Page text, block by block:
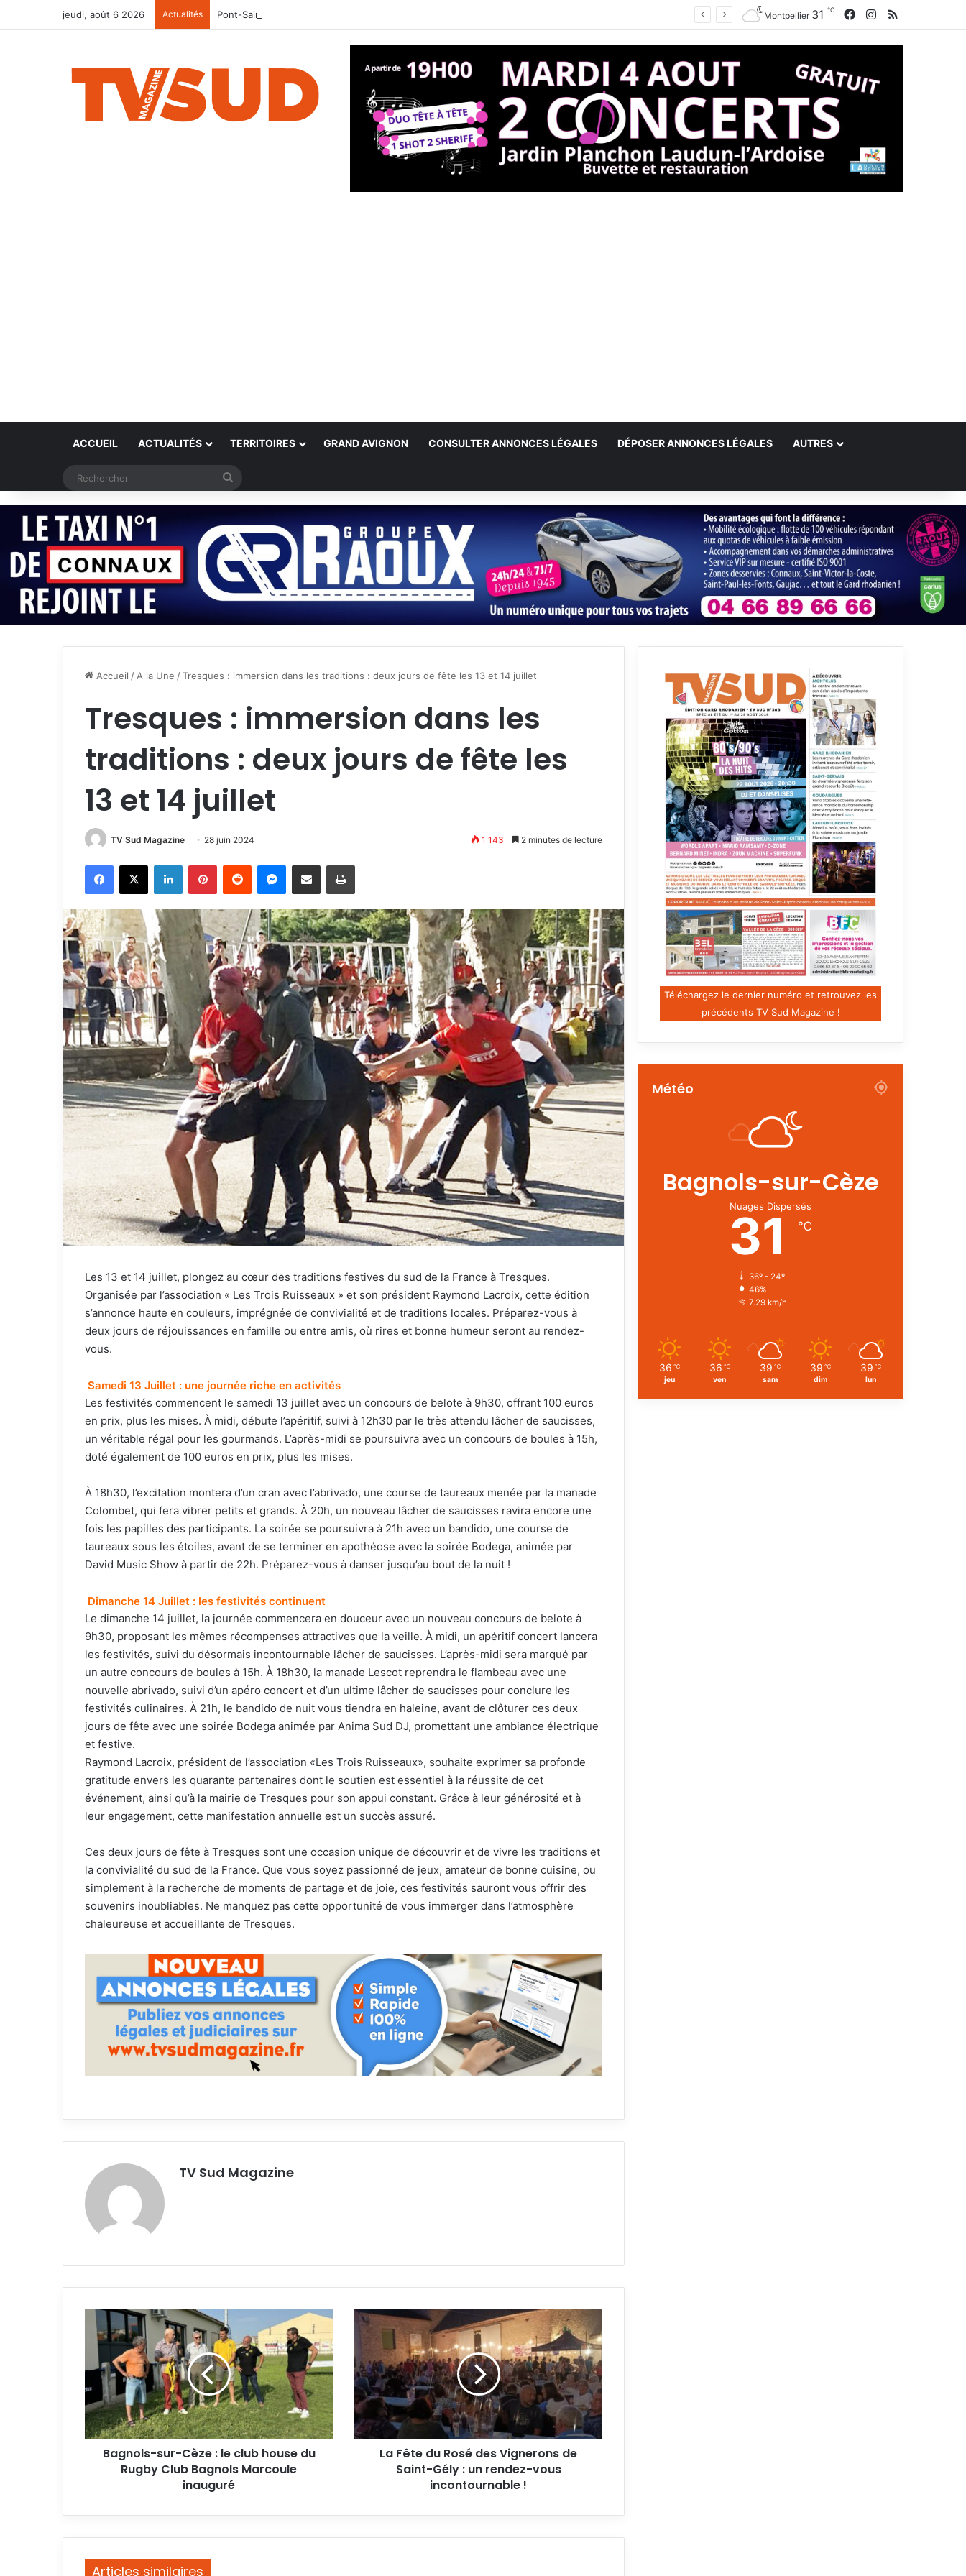
jeudi, août 6 2026 Actualités Pont-Saint-Esprit : le Wine Not Festival veut faire danser le Domaine Ventajol le 15 août Montpellier 31 ℃ Facebook
Instagram
RSS
ACCUEIL ACTUALITÉS TERRITOIRES GRAND AVIGNON CONSULTER ANNONCES LÉGALES DÉPOSER ANNONCES LÉGALES AUTRES
Accueil /A la Une /Tresques : immersion dans les traditions : deux jours de fête les 13 et 14 juillet
Tresques : immersion dans les
traditions : deux jours de fête les
13 et 14 juillet
TV Sud Magazine 28 juin 2024 1 143 2 minutes de lecture
Facebook
X LinkedinPinterestReddit Messenger
Partager par email Imprimer
Les 13 et 14 juillet, plongez au cœur des traditions festives du sud de la France à Tresques.
Organisée par l’association « Les Trois Ruisseaux » et son président Raymond Lacroix, cette édition
s’annonce haute en couleurs, imprégnée de convivialité et de traditions locales. Préparez-vous à
deux jours de réjouissances en famille ou entre amis, où rires et bonne humeur seront au rendez-
vous.
Samedi 13 Juillet : une journée riche en activités
Les festivités commencent le samedi 13 juillet avec un concours de belote à 9h30, offrant 100 euros
en prix, plus les mises. À midi, débute l’apéritif, suivi à 12h30 par le très attendu lâcher de saucisses,
un véritable régal pour les gourmands. L’après-midi se poursuivra avec un concours de boules à 15h,
doté également de 100 euros en prix, plus les mises.
À 18h30, l’excitation montera d’un cran avec l’abrivado, une course de taureaux menée par la manade
Colombet, qui fera vibrer petits et grands. À 20h, un nouveau lâcher de saucisses ravira encore une
fois les papilles des participants. La soirée se poursuivra à 21h avec un bandido, une course de
taureaux sous les étoiles, avant de se terminer en apothéose avec la soirée Bodega, animée par
David Music Show à partir de 22h. Préparez-vous à danser jusqu’au bout de la nuit !
Dimanche 14 Juillet : les festivités continuent
Le dimanche 14 juillet, la journée commencera en douceur avec un nouveau concours de belote à
9h30, proposant les mêmes récompenses attractives que la veille. À midi, un apéritif concert lancera
les festivités, suivi du désormais incontournable lâcher de saucisses. L’après-midi sera marqué par
un autre concours de boules à 15h. À 18h30, la manade Lescot reprendra le flambeau avec une
nouvelle abrivado, suivi d’un apéro concert et d’un ultime lâcher de saucisses pour conclure les
festivités culinaires. À 21h, le bandido de nuit vous tiendra en haleine, avant de clôturer ces deux
jours de fête avec une soirée Bodega animée par Anima Sud DJ, promettant une ambiance électrique
et festive.
Raymond Lacroix, président de l’association «Les Trois Ruisseaux», souhaite exprimer sa profonde
gratitude envers les quarante partenaires dont le soutien est essentiel à la réussite de cet
événement, ainsi qu’à la mairie de Tresques pour son appui constant. Grâce à leur générosité et à
leur engagement, cette manifestation annuelle est un succès assuré.
Ces deux jours de fête à Tresques sont une occasion unique de découvrir et de vivre les traditions et
la convivialité du sud de la France. Que vous soyez passionné de jeux, amateur de bonne cuisine, ou
simplement à la recherche de moments de partage et de joie, ces festivités sauront vous offrir des
souvenirs inoubliables. Ne manquez pas cette opportunité de vous immerger dans l’atmosphère
chaleureuse et accueillante de Tresques.
TV Sud Magazine
Bagnols-
sur-
Cèze
club
house
du
Rugby
ClubBagnols-sur-Cèze : le club house du
Rugby Club Bagnols Marcoule
inauguré
La
Fête
Rosé
des
Vignerons
de
Saint-
Gély
incontournable
La Fête du Rosé des Vignerons de
Saint-Gély : un rendez-vous
incontournable !
Articles similaires
Téléchargez le dernier numéro et retrouvez les
précédents TV Sud Magazine !
Météo
Bagnols-sur-Cèze
Nuages Dispersés
31 ℃
36º - 24º
46%
7.29 km/h
36 ℃
jeu
36 ℃
ven
39 ℃
sam
39 ℃
dim
39 ℃
lun